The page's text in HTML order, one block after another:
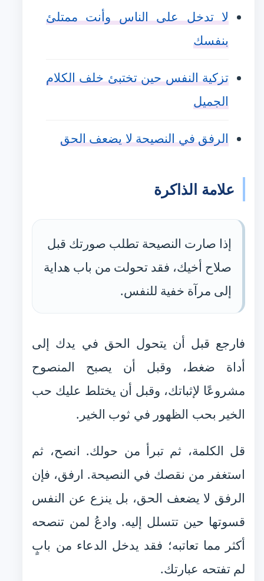
لا تدخل على الناس وأنت ممتلئ
بنفسك
تزكية النفس حين تختبئ خلف الكلام
الجميل
الرفق في النصيحة لا يضعف الحق
علامة الذاكرة
إذا صارت النصيحة تطلب صورتك قبل
صلاح أخيك، فقد تحولت من باب هداية
إلى مرآة خفية للنفس.
فارجع قبل أن يتحول الحق في يدك إلى
أداة ضغط، وقبل أن يصبح المنصوح
مشروعًا لإثباتك، وقبل أن يختلط عليك حب
الخير بحب الظهور في ثوب الخير.
قل الكلمة، ثم تبرأ من حولك. انصح، ثم
استغفر من نقصك في النصيحة. ارفق، فإن
الرفق لا يضعف الحق، بل ينزع عن النفس
قسوتها حين تتسلل إليه. وادعُ لمن تنصحه
أكثر مما تعاتبه؛ فقد يدخل الدعاء من بابٍ
لم تفتحه عبارتك.